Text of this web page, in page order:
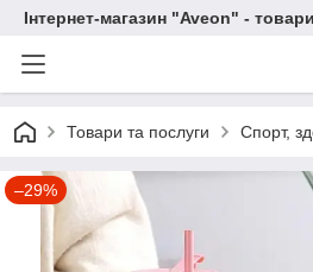
Інтернет-магазин "Aveon" -
Товари та послуги Спорт,
–29%